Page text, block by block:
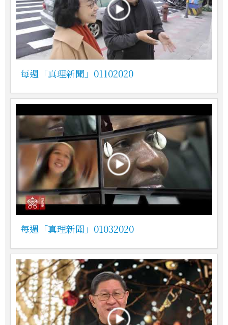
每週「真理新聞」01102020
每週「真理新聞」01032020